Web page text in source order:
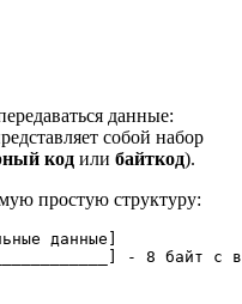
данные:
собой набор
код или байткод).
простую структуру:
данные]
- 8 байт с